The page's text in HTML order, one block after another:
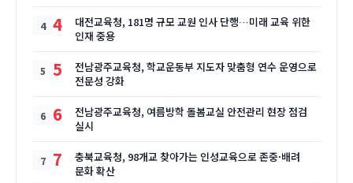
4
대전교육청, 181명 규모 교원 인사 단행…미래 교육 위한
인재 중용
5
전남광주교육청, 학교운동부 지도자 맞춤형 연수 운영으로
전문성 강화
6
전남광주교육청, 여름방학 돌봄교실 안전관리 현장 점검
실시
7
충북교육청, 98개교 찾아가는 인성교육으로 존중·배려
문화 확산